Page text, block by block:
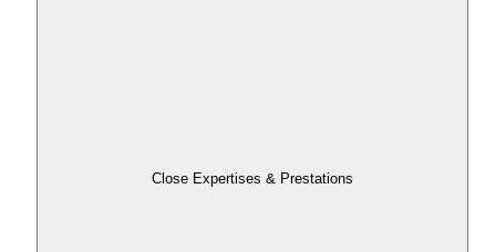
Close Expertises & Prestations